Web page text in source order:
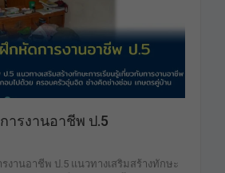
ารงานอาชีพ ป.5
งานอาชีพ ป.5 แนวทางเสริมสร้างทักษะ